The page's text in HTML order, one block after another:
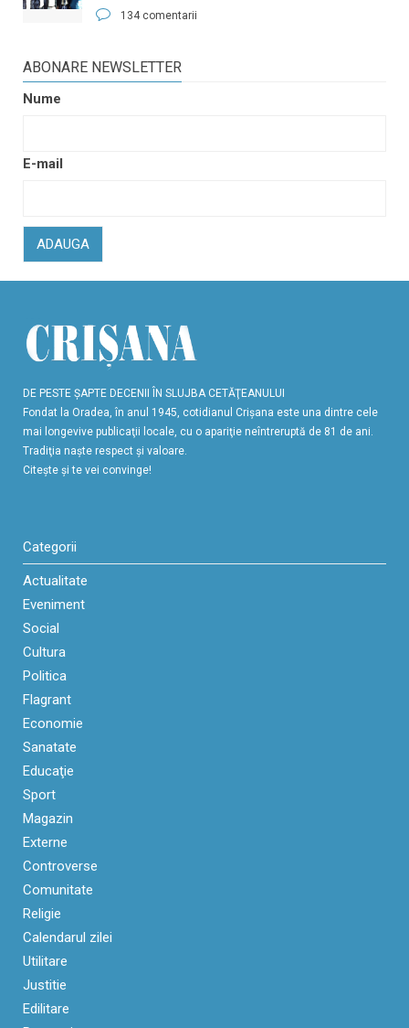
134 comentarii
ABONARE NEWSLETTER
Nume
E-mail
ADAUGA
DE PESTE ŞAPTE DECENII ÎN SLUJBA CETĂŢEANULUI
Fondat la Oradea, în anul 1945, cotidianul Crişana este una dintre cele
mai longevive publicaţii locale, cu o apariţie neîntreruptă de 81 de ani.
Tradiţia naşte respect şi valoare.
Citeşte şi te vei convinge!
Categorii
Actualitate
Eveniment
Social
Cultura
Politica
Flagrant
Economie
Sanatate
Educaţie
Sport
Magazin
Externe
Controverse
Comunitate
Religie
Calendarul zilei
Utilitare
Justitie
Edilitare